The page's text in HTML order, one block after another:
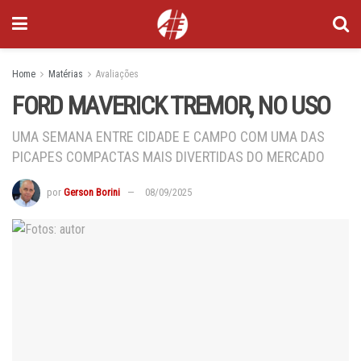
Home Matérias Avaliações
FORD MAVERICK TREMOR, NO USO
UMA SEMANA ENTRE CIDADE E CAMPO COM UMA DAS
PICAPES COMPACTAS MAIS DIVERTIDAS DO MERCADO
por Gerson Borini 08/09/2025